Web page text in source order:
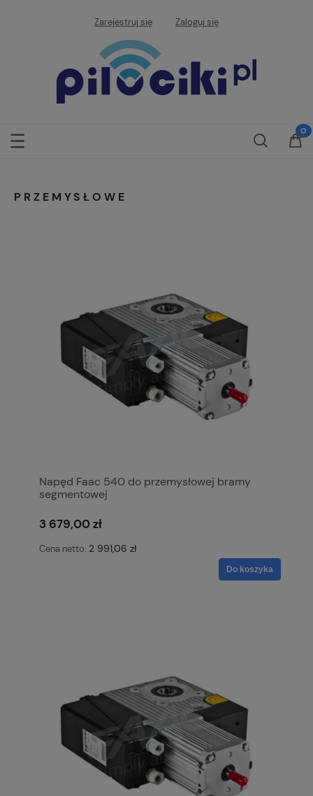
Zarejestruj się Zaloguj się
PRZEMYSŁOWE
Napęd Faac 540 do przemysłowej bramy
segmentowej
3 679,00 zł
Cena netto: 2 991,06 zł
Do koszyka